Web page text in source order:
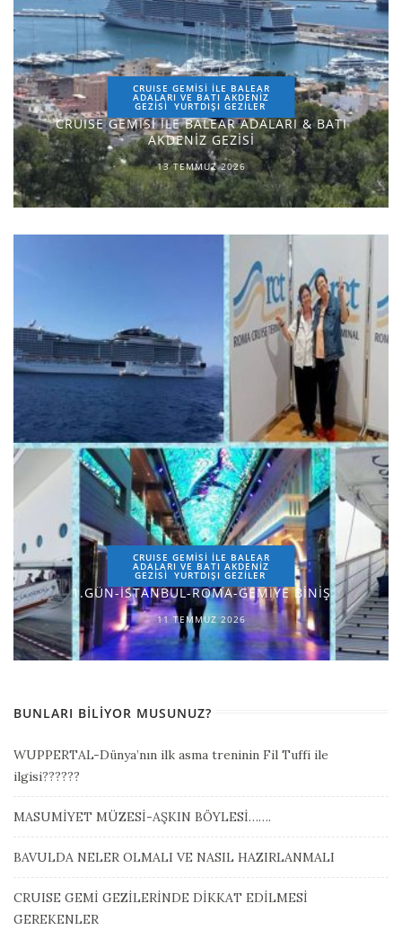
CRUISE GEMİSİ İLE BALEAR
ADALARI VE BATI AKDENİZ
GEZİSİ YURTDIŞI GEZILER
CRUISE GEMİSİ İLE BALEAR ADALARI & BATI
AKDENİZ GEZİSİ
13 TEMMUZ 2026
CRUISE GEMİSİ İLE BALEAR
ADALARI VE BATI AKDENİZ
GEZİSİ YURTDIŞI GEZILER
1.GÜN-İSTANBUL-ROMA-GEMİYE BİNİŞ
11 TEMMUZ 2026
BUNLARI BILIYOR MUSUNUZ?
WUPPERTAL-Dünya’nın ilk asma treninin Fil Tuffi ile
ilgisi??????
MASUMİYET MÜZESİ-AŞKIN BÖYLESİ…….
BAVULDA NELER OLMALI VE NASIL HAZIRLANMALI
CRUISE GEMİ GEZİLERİNDE DİKKAT EDİLMESİ
GEREKENLER